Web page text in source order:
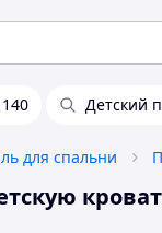
Детский
для спальни